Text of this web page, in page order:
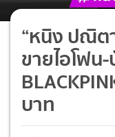
“หนิง ปณิต
ขายไอโฟน
บาท